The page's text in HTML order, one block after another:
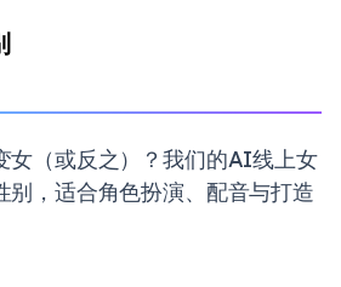
女（或反之）？我们的AI线上女
别，适合角色扮演、配音与打造